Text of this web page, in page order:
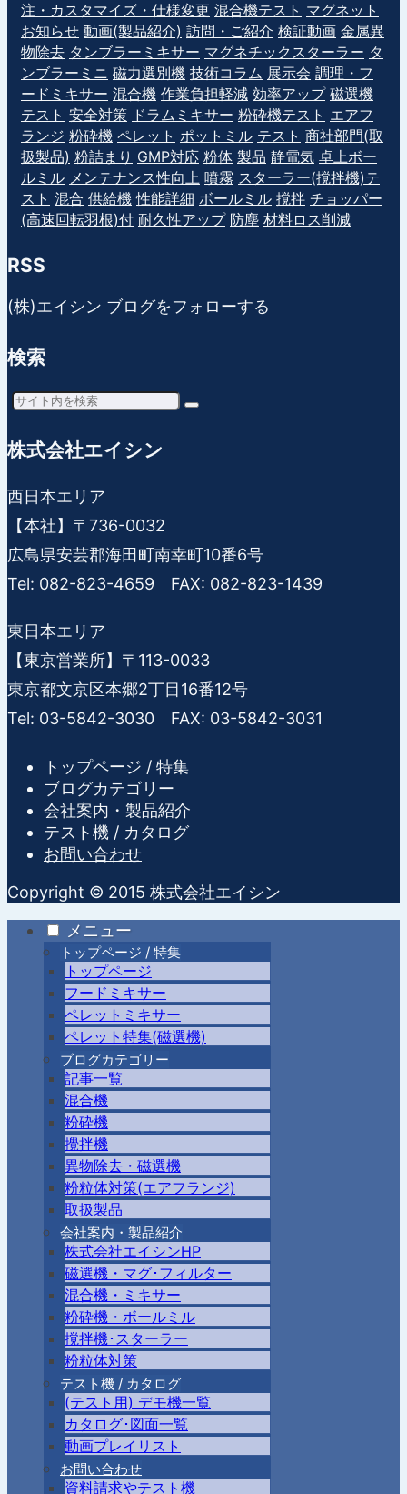
注・カスタマイズ・仕様変更 混合機テスト マグネット
お知らせ 動画(製品紹介) 訪問・ご紹介 検証動画 金属異
物除去 タンブラーミキサー マグネチックスターラー タ
ンブラーミニ 磁力選別機 技術コラム 展示会 調理・フ
ードミキサー 混合機 作業負担軽減 効率アップ 磁選機
テスト 安全対策 ドラムミキサー 粉砕機テスト エアフ
ランジ 粉砕機 ペレット ポットミル テスト 商社部門(取
扱製品) 粉詰まり GMP対応 粉体 製品 静電気 卓上ボー
ルミル メンテナンス性向上 噴霧 スターラー(撹拌機)テ
スト 混合 供給機 性能詳細 ボールミル 撹拌 チョッパー
(高速回転羽根)付 耐久性アップ 防塵 材料ロス削減
RSS
(株)エイシン ブログをフォローする
検索
株式会社エイシン
西日本エリア
【本社】〒736-0032
広島県安芸郡海田町南幸町10番6号
Tel: 082-823-4659 FAX: 082-823-1439
東日本エリア
【東京営業所】〒113-0033
東京都文京区本郷2丁目16番12号
Tel: 03-5842-3030 FAX: 03-5842-3031
トップページ / 特集
ブログカテゴリー
会社案内・製品紹介
テスト機 / カタログ
お問い合わせ
Copyright © 2015 株式会社エイシン
メニュー
トップページ / 特集
トップページ
フードミキサー
ペレットミキサー
ペレット特集(磁選機)
ブログカテゴリー
記事一覧
混合機
粉砕機
攪拌機
異物除去・磁選機
粉粒体対策(エアフランジ)
取扱製品
会社案内・製品紹介
株式会社エイシンHP
磁選機・マグ･フィルター
混合機・ミキサー
粉砕機・ボールミル
撹拌機･スターラー
粉粒体対策
テスト機 / カタログ
(テスト用) デモ機一覧
カタログ･図面一覧
動画プレイリスト
お問い合わせ
資料請求やテスト機